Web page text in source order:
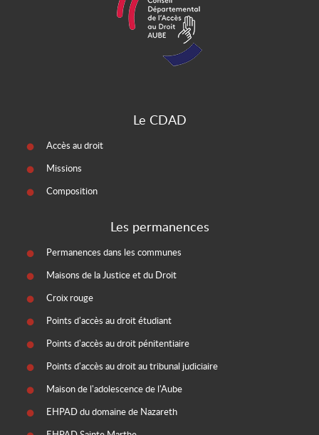
Le CDAD
Accès au droit
Missions
Composition
Les permanences
Permanences dans les communes
Maisons de la Justice et du Droit
Croix rouge
Points d'accès au droit étudiant
Points d'accès au droit pénitentiaire
Points d'accès au droit au tribunal judiciaire
Maison de l'adolescence de l'Aube
EHPAD du domaine de Nazareth